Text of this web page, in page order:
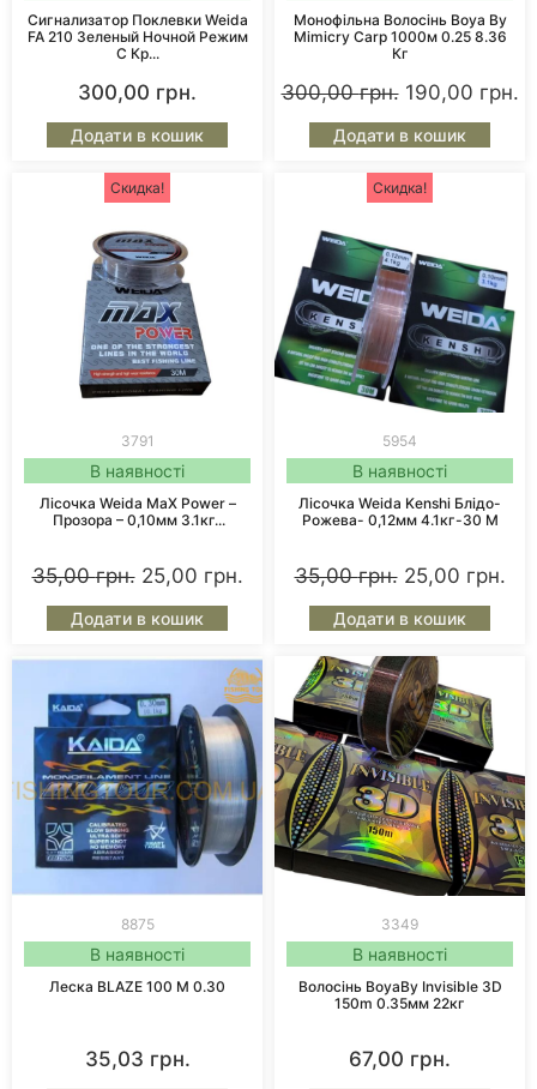
Сигнализатор Поклевки Weida
FA 210 Зеленый Ночной Режим
С Кр...
300,00 грн.
Додати в кошик
Монофільна Волосінь Boya By
Mimicry Carp 1000м 0.25 8.36
Кг
300,00грн. 190,00 грн.
Додати в кошик
Скидка!
3791
В наявності
Лісочка Weida MaX Power –
Прозора – 0,10мм 3.1кг...
35,00грн. 25,00 грн.
Додати в кошик
Скидка!
5954
В наявності
Лісочка Weida Kenshi Блідо-
Рожева- 0,12мм 4.1кг-30 М
35,00грн. 25,00 грн.
Додати в кошик
8875
В наявності
Леска BLAZE 100 М 0.30
35,03 грн.
3349
В наявності
Волосінь BoyaBy Invisible 3D
150m 0.35мм 22кг
67,00 грн.